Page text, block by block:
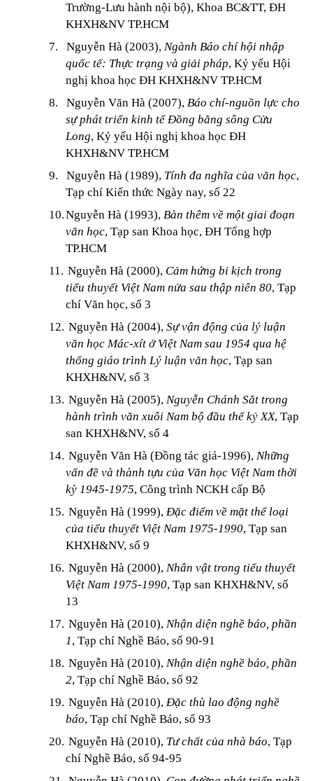
Trường-Lưu hành nội bộ), Khoa BC&TT, ĐH
KHXH&NV TP.HCM
7.
Nguyễn Hà (2003), Ngành Báo chí hội nhập
quốc tế: Thực trạng và giải pháp, Kỷ yếu Hội
nghị khoa học ĐH KHXH&NV TP.HCM
8.
Nguyễn Văn Hà (2007), Báo chí-nguồn lực cho
sự phát triển kinh tế Đồng bằng sông Cửu
Long, Kỷ yếu Hội nghị khoa học ĐH
KHXH&NV TP.HCM
9.
Nguyễn Hà (1989), Tính đa nghĩa của văn học,
Tạp chí Kiến thức Ngày nay, số 22
10.Nguyễn Hà (1993), Bàn thêm về một giai đoạn
văn học, Tạp san Khoa học, ĐH Tổng hợp
TP.HCM
11. Nguyễn Hà (2000), Cảm hứng bi kịch trong
tiểu thuyết Việt Nam nửa sau thập niên 80, Tạp
chí Văn học, số 3
12. Nguyễn Hà (2004), Sự vận động của lý luận
văn học Mác-xít ở Việt Nam sau 1954 qua hệ
thống giáo trình Lý luận văn học, Tạp san
KHXH&NV, số 3
13. Nguyễn Hà (2005), Nguyễn Chánh Sắt trong
hành trình văn xuôi Nam bộ đầu thế kỷ XX, Tạp
san KHXH&NV, số 4
14. Nguyễn Văn Hà (Đồng tác giả-1996), Những
vấn đề và thành tựu của Văn học Việt Nam thời
kỳ 1945-1975, Công trình NCKH cấp Bộ
15. Nguyễn Hà (1999), Đặc điểm về mặt thể loại
của tiểu thuyết Việt Nam 1975-1990, Tạp san
KHXH&NV, số 9
16. Nguyễn Hà (2000), Nhân vật trong tiểu thuyết
Việt Nam 1975-1990, Tạp san KHXH&NV, số
13
17. Nguyễn Hà (2010), Nhận diện nghề báo, phần
1, Tạp chí Nghề Báo, số 90-91
18. Nguyễn Hà (2010), Nhận diện nghề báo, phần
2, Tạp chí Nghề Báo, số 92
19. Nguyễn Hà (2010), Đặc thù lao động nghề
báo, Tạp chí Nghề Báo, số 93
20. Nguyễn Hà (2010), Tư chất của nhà báo, Tạp
chí Nghề Báo, số 94-95